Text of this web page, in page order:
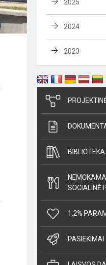
2025
2024
2023
BIBLIOTEKA
SOCIALINĖ
1,2%
PASIEKIMAI